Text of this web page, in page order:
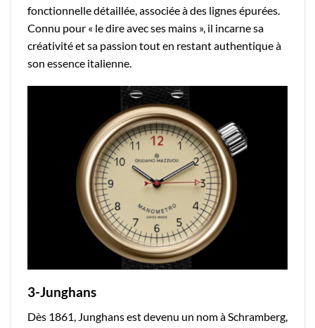
fonctionnelle détaillée, associée à des lignes épurées.
Connu pour « le dire avec ses mains », il incarne sa
créativité et sa passion tout en restant authentique à
son essence italienne.
3-Junghans
Dès 1861, Junghans est devenu un nom à Schramberg,